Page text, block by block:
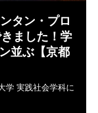
タン・プロ
ました！学
並ぶ【京都
学 実践社会学科に